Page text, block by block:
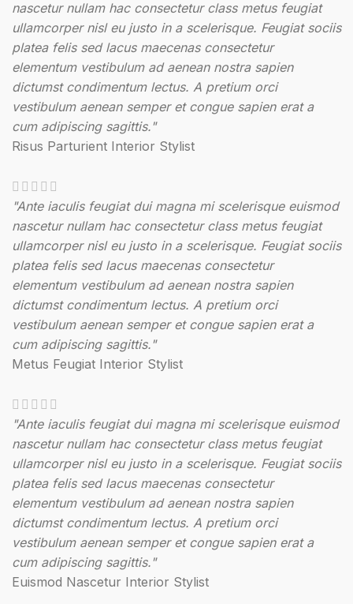
nascetur nullam hac consectetur class metus feugiat
ullamcorper nisl eu justo in a scelerisque. Feugiat sociis
platea felis sed lacus maecenas consectetur
elementum vestibulum ad aenean nostra sapien
dictumst condimentum lectus. A pretium orci
vestibulum aenean semper et congue sapien erat a
cum adipiscing sagittis."
Risus Parturient Interior Stylist
"Ante iaculis feugiat dui magna mi scelerisque euismod
nascetur nullam hac consectetur class metus feugiat
ullamcorper nisl eu justo in a scelerisque. Feugiat sociis
platea felis sed lacus maecenas consectetur
elementum vestibulum ad aenean nostra sapien
dictumst condimentum lectus. A pretium orci
vestibulum aenean semper et congue sapien erat a
cum adipiscing sagittis."
Metus Feugiat Interior Stylist
"Ante iaculis feugiat dui magna mi scelerisque euismod
nascetur nullam hac consectetur class metus feugiat
ullamcorper nisl eu justo in a scelerisque. Feugiat sociis
platea felis sed lacus maecenas consectetur
elementum vestibulum ad aenean nostra sapien
dictumst condimentum lectus. A pretium orci
vestibulum aenean semper et congue sapien erat a
cum adipiscing sagittis."
Euismod Nascetur Interior Stylist